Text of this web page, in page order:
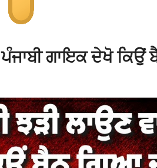
ਪੰਜਾਬੀ ਗਾਇਕ ਦੇਖੋ